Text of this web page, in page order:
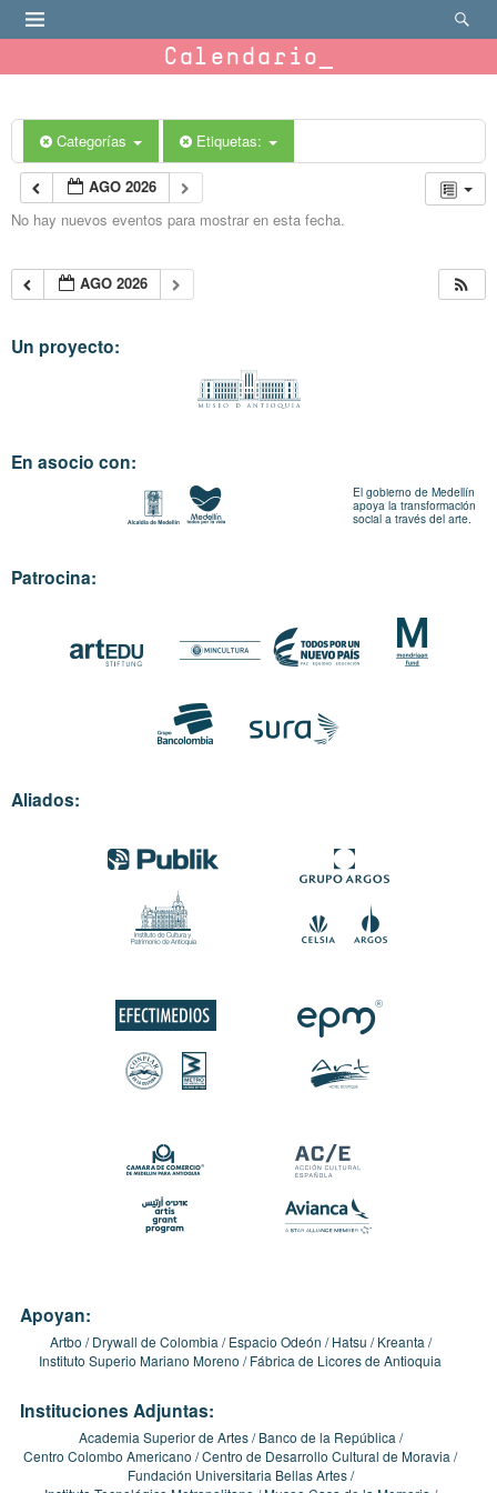
Calendario
Categorías Etiquetas:
AGO 2026
No hay nuevos eventos para mostrar en esta fecha.
AGO 2026
Un proyecto:
En asocio con:
El gobierno de Medellín
apoya la transformación
social a través del arte.
Patrocina:
Aliados:
Apoyan:
Artbo Drywall de Colombia Espacio Odeón Hatsu
Kreanta
Instituto Superio Mariano Moreno
Fábrica de Licores de Antioquia
Instituciones Adjuntas:
Academia Superior de Artes
Banco de la República
Centro Colombo Americano Centro de Desarrollo Cultural de Moravia
Fundación Universitaria Bellas Artes